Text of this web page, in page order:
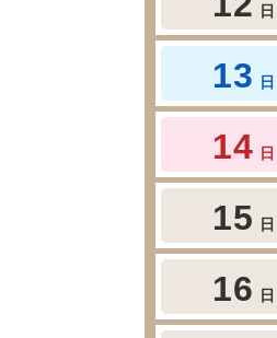
日
13 日
14 日
15 日
16 日